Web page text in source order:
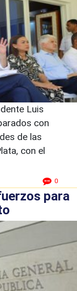
Luis
con
de las
con el
0
para